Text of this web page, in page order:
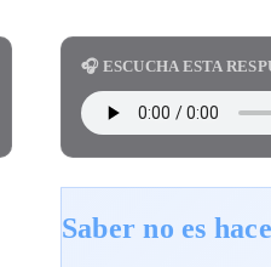
🎧 ESCUCHA ESTA
Saber no es